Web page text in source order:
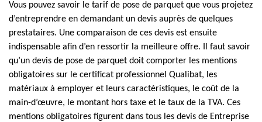
Vous pouvez savoir le tarif de pose de parquet que vous projetez
d’entreprendre en demandant un devis auprès de quelques
prestataires. Une comparaison de ces devis est ensuite
indispensable afin d’en ressortir la meilleure offre. Il faut savoir
qu’un devis de pose de parquet doit comporter les mentions
obligatoires sur le certificat professionnel Qualibat, les
matériaux à employer et leurs caractéristiques, le coût de la
main-d’œuvre, le montant hors taxe et le taux de la TVA. Ces
mentions obligatoires figurent dans tous les devis de Entreprise